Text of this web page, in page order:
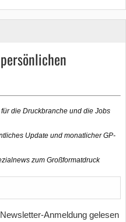
für die Druckbranche und die Jobs
Update und monatlicher GP-
zum Großformatdruck
Anmeldung gelesen